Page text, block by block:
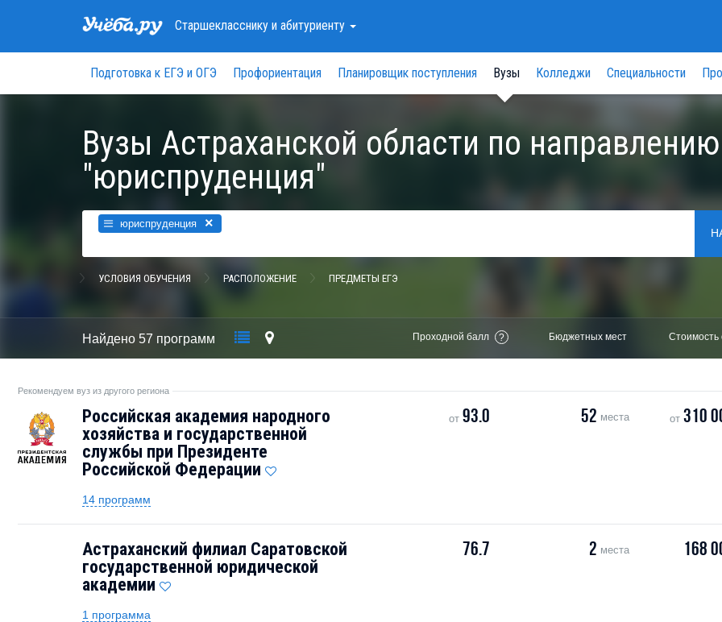
Старшеклассникуи абитуриенту
Подготовка к ЕГЭ и ОГЭ Профориентация Планировщик поступления Вузы Колледжи Специальности
Вузы Астраханской области по направлению
"юриспруденция"
юриспруденция ×
УСЛОВИЯ ОБУЧЕНИЯ РАСПОЛОЖЕНИЕ ПРЕДМЕТЫ ЕГЭ
Найдено 57 программ Проходной балл ? Бюджетных мест Стоимость
Рекомендуем вуз из другого региона
Российская академия народного
хозяйства и государственной
службы при Президенте
Российской Федерации
от93.0 52 места от 310
14 программ
Астраханский филиал Саратовской
государственной юридической
академии
76.7 2 места 168
1 программа